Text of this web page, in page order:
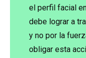
el perfil facial
debe lograr a
y no por la
obligar esta